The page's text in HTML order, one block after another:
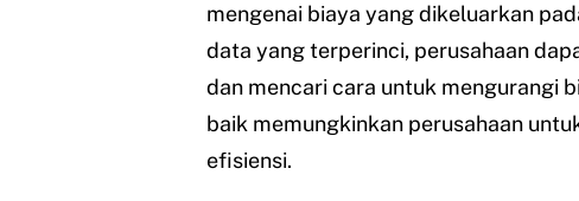
mengenai biaya yang dikeluarkan
data yang terperinci, perusahaan
dan mencari cara untuk mengurangi
baik memungkinkan perusahaan
efisiensi.